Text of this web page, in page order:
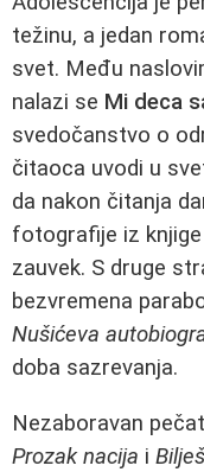
težinu, a jedan
svet. Među
nalazi se Mi deca
svedočanstvo o
čitaoca uvodi u
da nakon čitanja
fotografije iz
zauvek. S druge
bezvremena
Nušićeva
doba sazrevanja.
Nezaboravan
Prozak nacija i